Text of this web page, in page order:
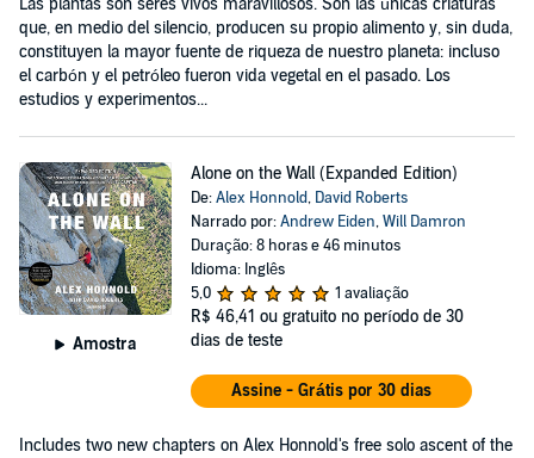
Las plantas son seres vivos maravillosos. Son las únicas criaturas
que, en medio del silencio, producen su propio alimento y, sin duda,
constituyen la mayor fuente de riqueza de nuestro planeta: incluso
el carbón y el petróleo fueron vida vegetal en el pasado. Los
estudios y experimentos...
Amostra
Alone on the Wall (Expanded Edition)
De:Alex Honnold, David Roberts
Narrado por:Andrew Eiden,Will Damron
Duração: 8 horas e 46 minutos
Idioma: Inglês
5,0
1 avaliação
R$ 46,41 ou gratuito no período de 30
dias de teste
Assine - Grátis por 30 dias
Includes two new chapters on Alex Honnold's free solo ascent of the